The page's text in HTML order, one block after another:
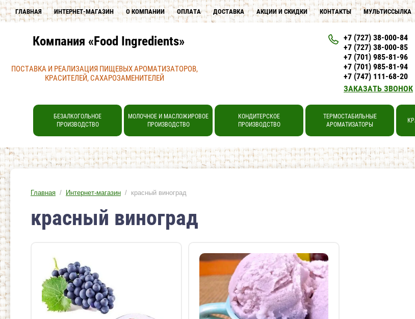
ГЛАВНАЯ ИНТЕРНЕТ-МАГАЗИН О КОМПАНИИ ОПЛАТА ДОСТАВКА АКЦИИ И СКИДКИ КОНТАКТЫ МУЛЬТИССЫЛКА
Компания «Food Ingredients»
ПОСТАВКА И РЕАЛИЗАЦИЯ ПИЩЕВЫХ АРОМАТИЗАТОРОВ,
КРАСИТЕЛЕЙ, САХАРОЗАМЕНИТЕЛЕЙ
+7 (727) 38-000-84
+7 (727) 38-000-85
+7 (701) 985-81-96
+7 (701) 985-81-94
+7 (747) 111-68-20
ЗАКАЗАТЬ ЗВОНОК
БЕЗАЛКОГОЛЬНОЕ
ПРОИЗВОДСТВО
МОЛОЧНОЕ И МАСЛОЖИРОВОЕ
ПРОИЗВОДСТВО
КОНДИТЕРСКОЕ
ПРОИЗВОДСТВО
ТЕРМОСТАБИЛЬНЫЕ
АРОМАТИЗАТОРЫ
Главная / Интернет-магазин / красный виноград
красный виноград